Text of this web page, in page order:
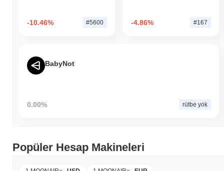
-10.46% #5600 -4.86% #167
BabyNot
0.00% rütbe yok
Popüler Hesap Makineleri